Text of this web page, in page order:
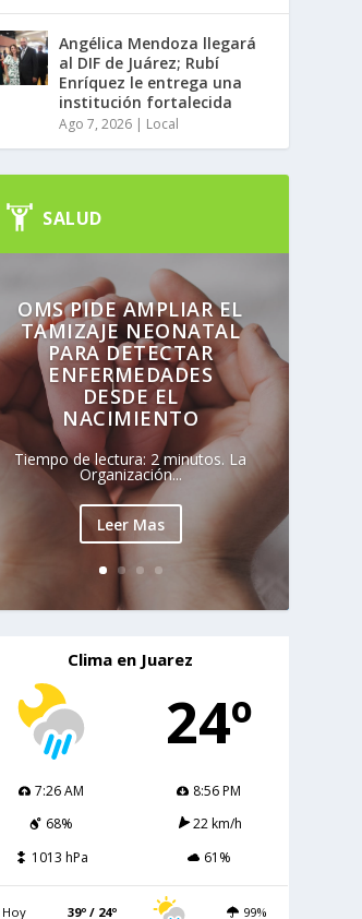
Angélica Mendoza llegará
al DIF de Juárez; Rubí
Enríquez le entrega una
institución fortalecida
Ago 7, 2026 | Local
SALUD
OMS PIDE AMPLIAR EL
TAMIZAJE NEONATAL
PARA DETECTAR
ENFERMEDADES
DESDE EL
NACIMIENTO
Tiempo de lectura: 2 minutos. La
Organización...
Leer Mas
Clima en Juarez
24º
7:26 AM
8:56 PM
68%
22 km/h
1013 hPa
61%
Hoy 39º / 24º 99%